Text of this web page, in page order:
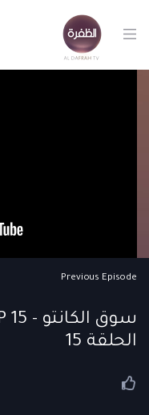
Previous Episode
الحلقة 15